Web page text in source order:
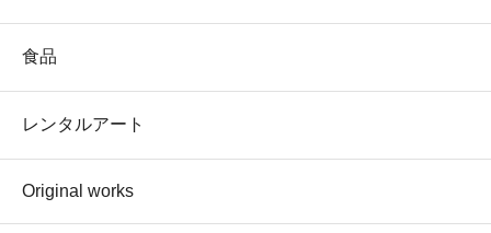
食品
レンタルアート
Original works